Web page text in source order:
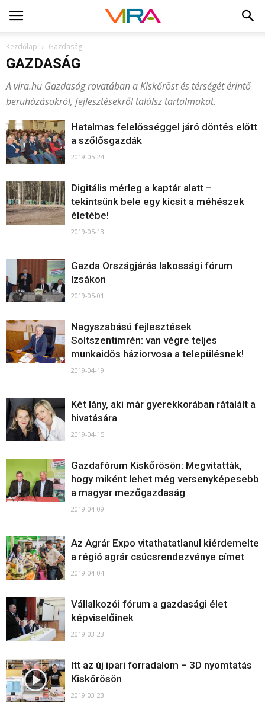
Kezdőlap Gazdaság
GAZDASÁG
A vira.hu Gazdaság rovatában a Kiskőröst és térségét érintő
beruházásokról, fejlesztésekről találsz tartalmakat.
Hatalmas felelősséggel járó döntés előtt
a szőlősgazdák
2019-05-24
Digitális mérleg a kaptár alatt –
tekintsünk bele egy kicsit a méhészek
életébe!
2019-05-13
Gazda Országjárás lakossági fórum
Izsákon
2019-05-01
Nagyszabású fejlesztések
Soltszentimrén: van végre teljes
munkaidős háziorvosa a településnek!
2019-04-19
Két lány, aki már gyerekkorában rátalált a
hivatására
2019-04-15
Gazdafórum Kiskőrösön: Megvitatták,
hogy miként lehet még versenyképesebb
a magyar mezőgazdaság
2019-04-09
Az Agrár Expo vitathatatlanul kiérdemelte
a régió agrár csúcsrendezvénye címet
2019-04-04
Vállalkozói fórum a gazdasági élet
képviselőinek
2019-03-23
Itt az új ipari forradalom – 3D nyomtatás
Kiskőrösön
2019-03-23